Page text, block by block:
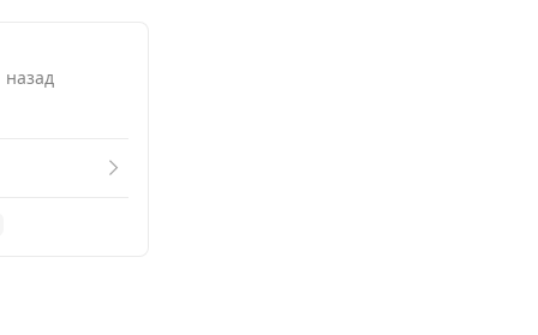
назад